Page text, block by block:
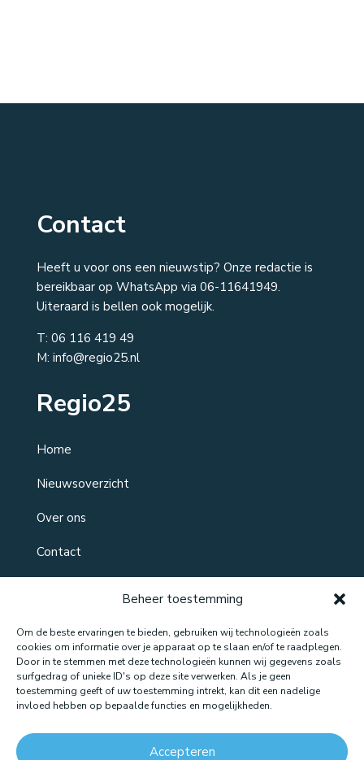
Beheer toestemming
Om de beste ervaringen te bieden, gebruiken wij technologieën zoals
cookies om informatie over je apparaat op te slaan en/of te raadplegen.
Door in te stemmen met deze technologieën kunnen wij gegevens zoals
surfgedrag of unieke ID's op deze site verwerken. Als je geen
toestemming geeft of uw toestemming intrekt, kan dit een nadelige
invloed hebben op bepaalde functies en mogelijkheden.
Accepteren
Contact
Heeft u voor ons een nieuwstip? Onze redactie is
bereikbaar op WhatsApp via 06-11641949.
Uiteraard is bellen ook mogelijk.
T: 06 116 419 49
M: info@regio25.nl
Regio25
Home
Nieuwsoverzicht
Over ons
Contact
Website gemaakt door: LOEQ